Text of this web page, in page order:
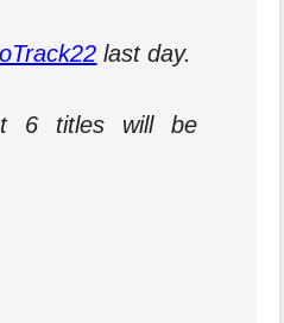
last day.
6 titles will be